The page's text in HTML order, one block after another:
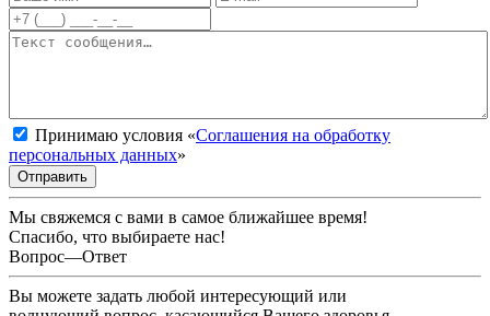
Принимаю условия «Соглашения на обработку
персональных данных»
Отправить
Мы свяжемся с вами в самое ближайшее время!
Спасибо, что выбираете нас!
Вопрос—Ответ
Вы можете задать любой интересующий или